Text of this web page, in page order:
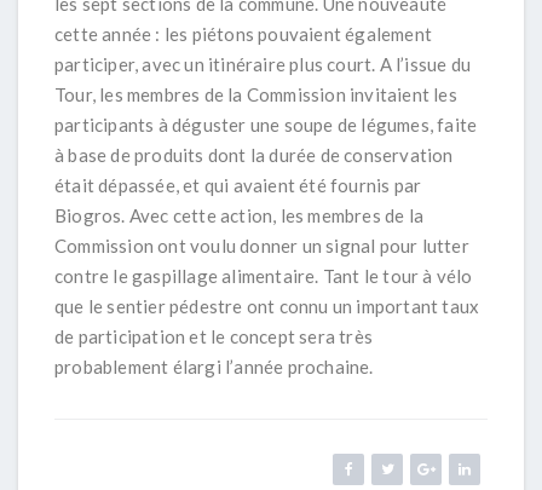
cette année : les piétons pouvaient également
participer, avec un itinéraire plus court. A l’issue du
Tour, les membres de la Commission invitaient les
participants à déguster une soupe de légumes, faite
à base de produits dont la durée de conservation
était dépassée, et qui avaient été fournis par
Biogros. Avec cette action, les membres de la
Commission ont voulu donner un signal pour lutter
contre le gaspillage alimentaire. Tant le tour à vélo
que le sentier pédestre ont connu un important taux
de participation et le concept sera très
probablement élargi l’année prochaine.